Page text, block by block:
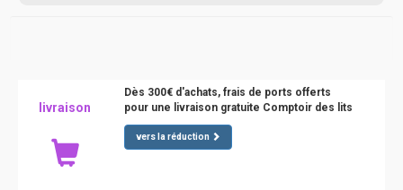
livraison
Dès 300€ d'achats, frais de ports offerts
pour une livraison gratuite Comptoir des lits
vers la réduction